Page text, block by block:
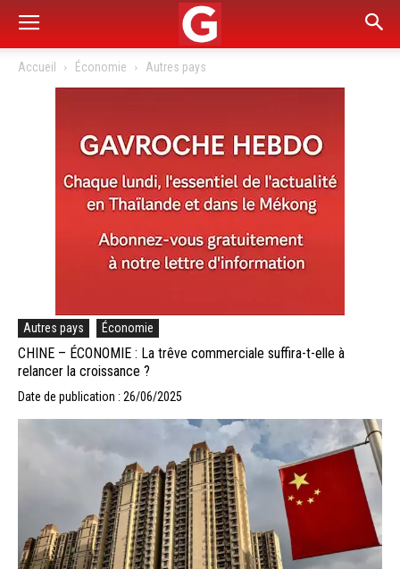
Accueil Économie Autres pays
Autres pays Économie
CHINE – ÉCONOMIE : La trêve commerciale suffira-t-elle à
relancer la croissance ?
Date de publication : 26/06/2025